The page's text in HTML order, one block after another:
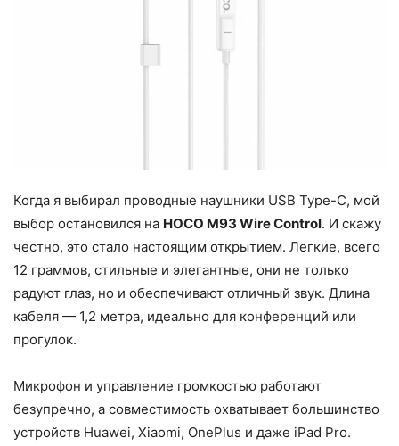
Когда я выбирал проводные наушники USB Type-C, мой
выбор остановился на HOCO M93 Wire Control. И скажу
честно, это стало настоящим открытием. Легкие, всего
12 граммов, стильные и элегантные, они не только
радуют глаз, но и обеспечивают отличный звук. Длина
кабеля — 1,2 метра, идеально для конференций или
прогулок.
Микрофон и управление громкостью работают
безупречно, а совместимость охватывает большинство
устройств Huawei, Xiaomi, OnePlus и даже iPad Pro.